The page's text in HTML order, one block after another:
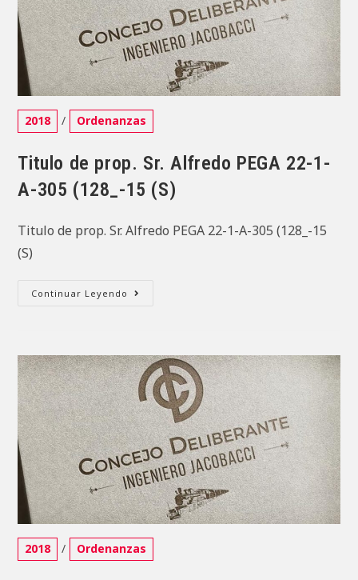
Categoría
de
la
entrada:
2018 / Ordenanzas
Titulo de prop. Sr. Alfredo PEGA 22-1-
A-305 (128_-15 (S)
Titulo de prop. Sr. Alfredo PEGA 22-1-A-305 (128_-15
(S)
Continuar Leyendo Titulo
22-
1-
A-
305
(128_-15
(S)
Categoría
de
2018 / Ordenanzas